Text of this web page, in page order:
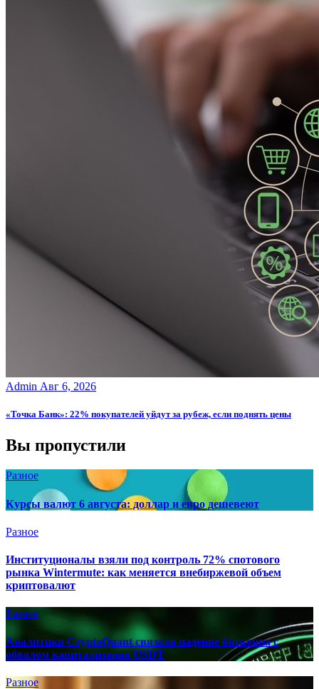
Admin Авг 6, 2026
«Точка Банк»: 22% покупателей уйдут за рубеж, если поднять цены
Вы пропустили
Разное
Курсы валют 6 августа: доллар и евро дешевеют
Разное
Институционалы взяли под контроль 72% спотового
рынка Wintermute: как меняется внебиржевой объем
криптовалют
Разное
Аналитики CryptoQuant связали падение биткоина с
обвалом капитализации USDT
Разное